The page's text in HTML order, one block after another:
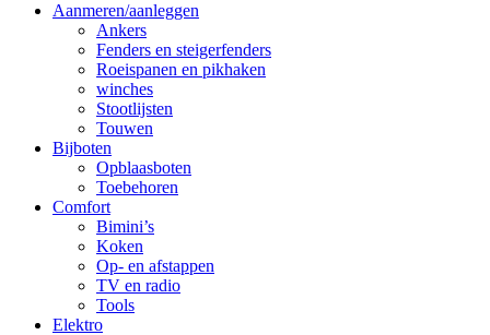
Aanmeren/aanleggen
Ankers
Fenders en steigerfenders
Roeispanen en pikhaken
winches
Stootlijsten
Touwen
Bijboten
Opblaasboten
Toebehoren
Comfort
Bimini’s
Koken
Op- en afstappen
TV en radio
Tools
Elektro